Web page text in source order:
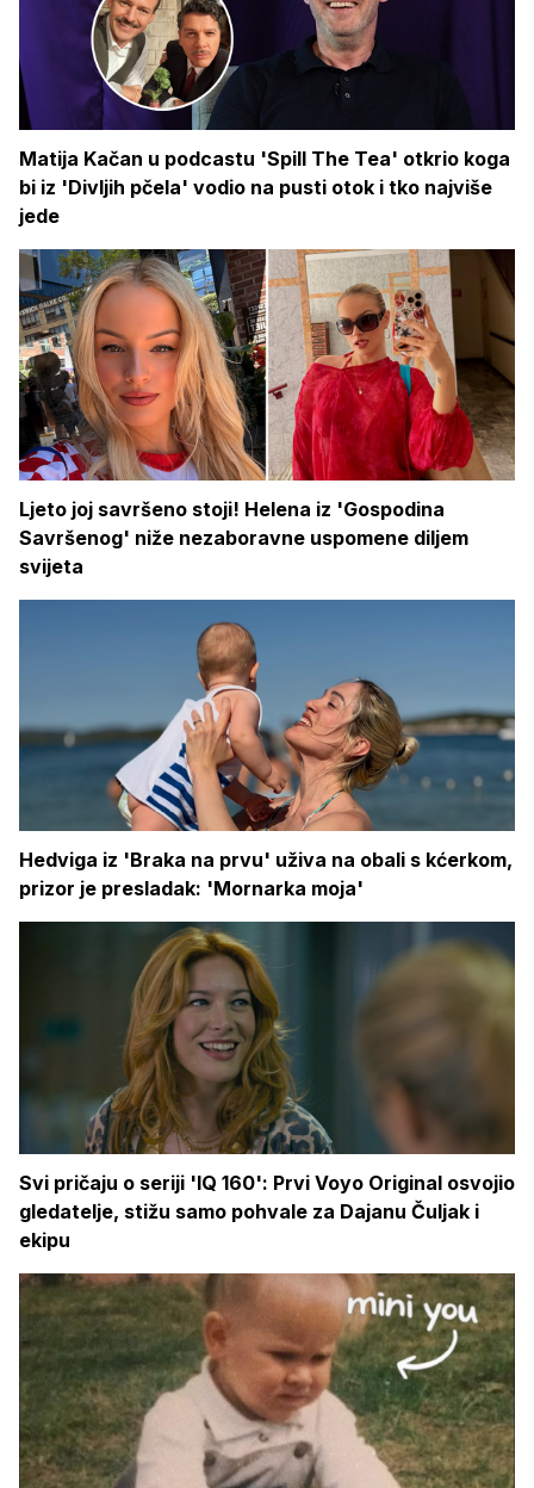
Matija Kačan u podcastu 'Spill The Tea' otkrio koga
bi iz 'Divljih pčela' vodio na pusti otok i tko najviše
jede
Ljeto joj savršeno stoji! Helena iz 'Gospodina
Savršenog' niže nezaboravne uspomene diljem
svijeta
Hedviga iz 'Braka na prvu' uživa na obali s kćerkom,
prizor je presladak: 'Mornarka moja'
Svi pričaju o seriji 'IQ 160': Prvi Voyo Original osvojio
gledatelje, stižu samo pohvale za Dajanu Čuljak i
ekipu